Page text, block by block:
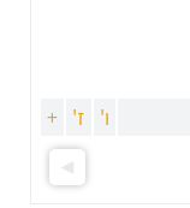
ו' ז' +